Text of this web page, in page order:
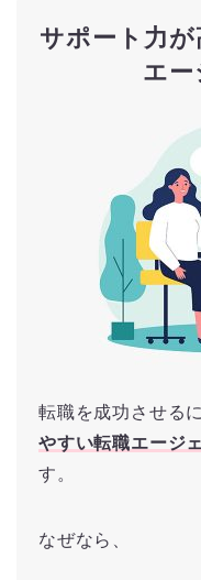
サポート力
エー
転職を成功させるに
やすい転職エージ
す。
なぜなら、